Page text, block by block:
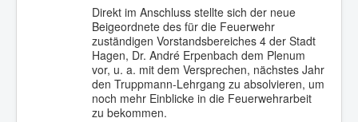
Direkt im Anschluss stellte sich der neue
Beigeordnete des für die Feuerwehr
zuständigen Vorstandsbereiches 4 der Stadt
Hagen, Dr. André Erpenbach dem Plenum
vor, u. a. mit dem Versprechen, nächstes Jahr
den Truppmann-Lehrgang zu absolvieren, um
noch mehr Einblicke in die Feuerwehrarbeit
zu bekommen.